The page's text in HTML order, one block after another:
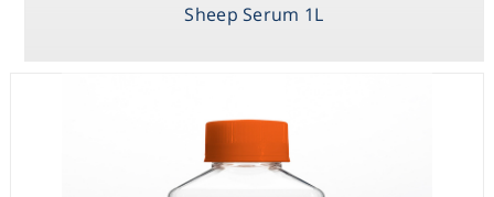
Sheep Serum 1L